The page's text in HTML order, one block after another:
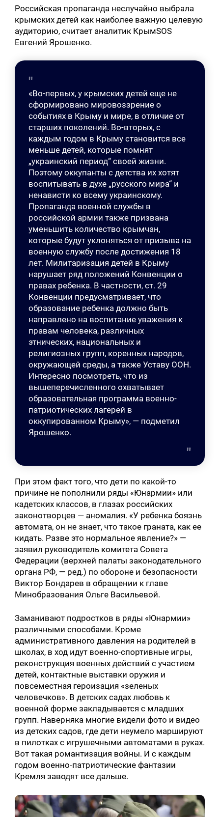
Российская пропаганда неслучайно выбрала
крымских детей как наиболее важную целевую
аудиторию, считает аналитик КрымSOS
Евгений Ярошенко.
«Во-первых, у крымских детей еще не
сформировано мировоззрение о
событиях в Крыму и мире, в отличие от
старших поколений. Во-вторых, с
каждым годом в Крыму становится все
меньше детей, которые помнят
„украинский период“ своей жизни.
Поэтому оккупанты с детства их хотят
воспитывать в духе „русского мира“ и
ненависти ко всему украинскому.
Пропаганда военной службы в
российской армии также призвана
уменьшить количество крымчан,
которые будут уклоняться от призыва на
военную службу после достижения 18
лет. Милитаризация детей в Крыму
нарушает ряд положений Конвенции о
правах ребенка. В частности, ст. 29
Конвенции предусматривает, что
образование ребенка должно быть
направлено на воспитание уважения к
правам человека, различных
этнических, национальных и
религиозных групп, коренных народов,
окружающей среды, а также Уставу ООН.
Интересно посмотреть, что из
вышеперечисленного охватывает
образовательная программа военно-
патриотических лагерей в
оккупированном Крыму», — подметил
Ярошенко.
При этом факт того, что дети по какой-то
причине не пополнили ряды «Юнармии» или
кадетских классов, в глазах российских
законотворцев — аномалия. «У ребенка боязнь
автомата, он не знает, что такое граната, как ее
кидать. Разве это нормальное явление?» —
заявил руководитель комитета Совета
Федерации (верхней палаты законодательного
органа РФ, — ред.) по обороне и безопасности
Виктор Бондарев в обращении к главе
Минобразования Ольге Васильевой.
Заманивают подростков в ряды «Юнармии»
различными способами. Кроме
административного давления на родителей в
школах, в ход идут военно-спортивные игры,
реконструкция военных действий с участием
детей, контактные выставки оружия и
повсеместная героизация «зеленых
человечков». В детских садах любовь к
военной форме закладывается с младших
групп. Наверняка многие видели фото и видео
из детских садов, где дети неумело маршируют
в пилотках с игрушечными автоматами в руках.
Вот такая романтизация войны. И с каждым
годом военно-патриотические фантазии
Кремля заводят все дальше.